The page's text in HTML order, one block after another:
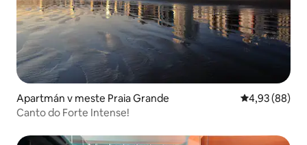
Apartmán v meste Praia Grande Priemerné
4,93 (88)
Canto do Forte Intense!